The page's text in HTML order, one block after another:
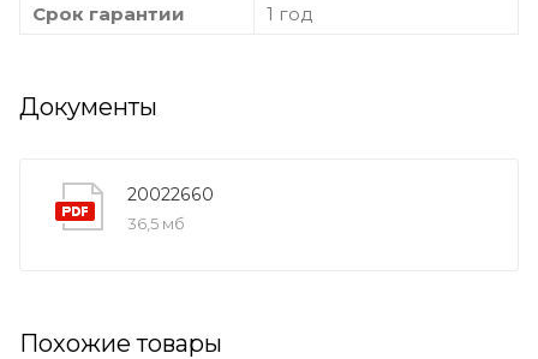
Срок гарантии
1 год
Документы
20022660
36,5 мб
Похожие товары